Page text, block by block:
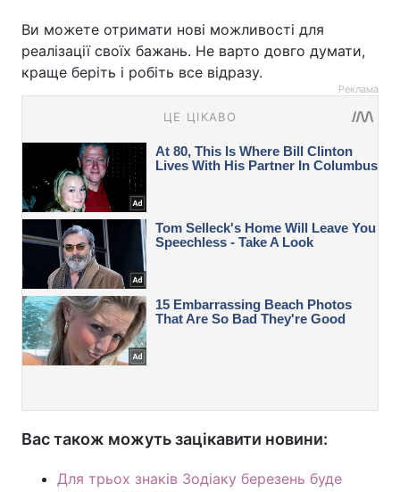
Ви можете отримати нові можливості для
реалізації своїх бажань. Не варто довго думати,
краще беріть і робіть все відразу.
Реклама
Вас також можуть зацікавити новини:
Для трьох знаків Зодіаку березень буде